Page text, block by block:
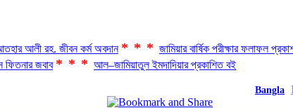
আলী রহ. জীবন কর্ম অবদান *** জামিয়ার বার্ষিক পরীক্ষার ফলাফল
জবাব *** আল–জামিয়াতুল ইমদাদিয়ার প্রকাশিত বই
Bangla